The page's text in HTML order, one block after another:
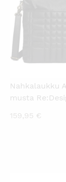
Nahkalaukku
musta
159,95 €